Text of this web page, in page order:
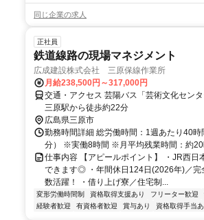
同じ企業の求人
正社員
鉄道線路の現場マネジメント
広成建設株式会社 三原保線作業所
月給238,500円～317,000円
交通・アクセス 芸陽バス「芸術文化セン
三原駅から徒歩約22分
広島県三原市
勤務時間詳細 総労働時間：1週あたり40
分） ※実働8時間 ※月平均残業時間：約20
仕事内容 【アピールポイント】 ・JR西
できます◎ ・年間休日124日(2026年)／完
数活躍！ ・借り上げ寮／住宅制...
変形労働時間制 資格取得支援あり フリーター歓迎
経験者歓迎
有資格者歓迎 賞与あり 資格取得手当あ